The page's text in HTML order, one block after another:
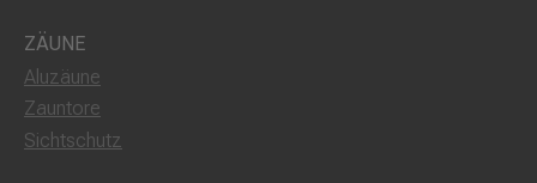
ZÄUNE
Aluzäune
Zauntore
Sichtschutz